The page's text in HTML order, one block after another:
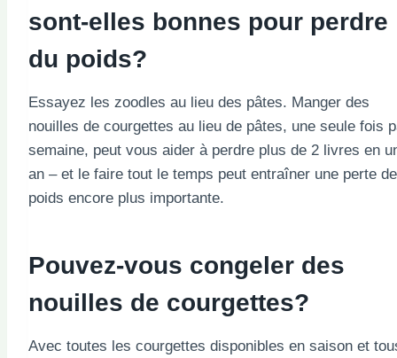
sont-elles bonnes pour perdre
du poids?
Essayez les zoodles au lieu des pâtes. Manger des
nouilles de courgettes au lieu de pâtes, une seule fois
semaine, peut vous aider à perdre plus de 2 livres en
an – et le faire tout le temps peut entraîner une perte de
poids encore plus importante.
Pouvez-vous congeler des
nouilles de courgettes?
Avec toutes les courgettes disponibles en saison et